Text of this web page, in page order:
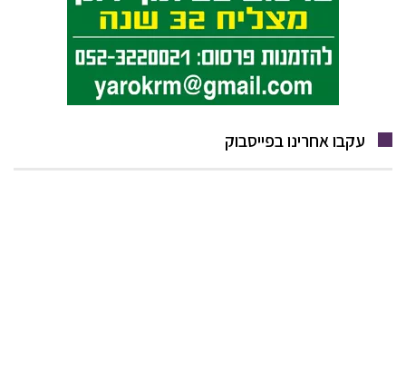
עקבו אחרינו בפייסבוק